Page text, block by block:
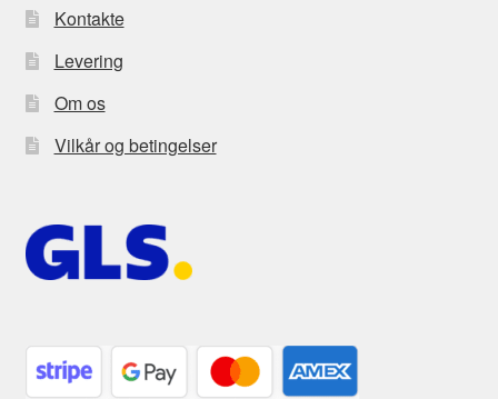
Kontakte
Levering
Om os
Vilkår og betingelser